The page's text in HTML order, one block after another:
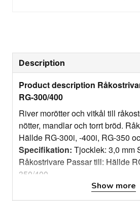
Description
Product description
RG-300/400
River morötter och vitkål till
nötter, mandlar och torrt bröd.
Hällde RG-300i, -400i, RG-350
Specifikation: Tjocklek: 3,0 mm
Råkostrivare Passar till: Hällde
350/400
Show more